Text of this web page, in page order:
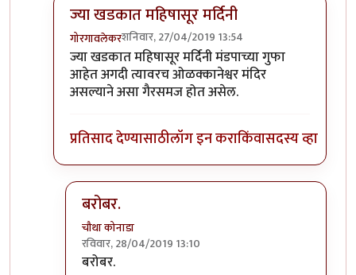
ज्या खडकात महिषासूर मर्दिनी
गोरगावलेकरशनिवार, 27/04/2019 13:54
In reply toबहुधा महाबलीपूरम (तामिळनाडू)
ज्या खडकात महिषासूर मर्दिनी मंडपाच्या गुफा
आहेत अगदी त्यावरच ओळक्कानेश्वर मंदिर
असल्याने असा गैरसमज होत असेल.
प्रतिसाद देण्यासाठीलॉग इन कराकिंवासदस्य व्हा
बरोबर.
चौथा कोनाडा
रविवार, 28/04/2019 13:10
In reply to
बरोबर.